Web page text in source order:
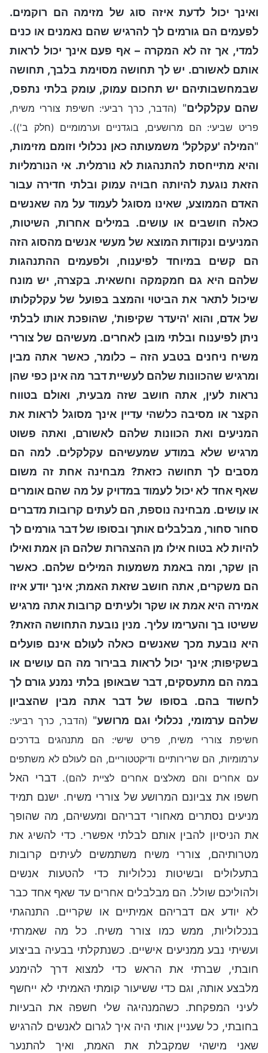
ואינך יכול לדעת איזה סוג של מזימה הם רוקמים.
לפעמים הם גורמים לך להרגיש שהם נאמנים או כנים
למדי, אך זה לא המקרה – אף פעם אינך יכול לראות
אותם לאשורם. יש לך תחושה מסוימת בלבך, תחושה
שבמחשבותיהם יש תחכום עמוק, עומק בלתי נתפס,
שהם עקלקלים" (הדבר, כרך רביעי: חשיפת צוררי משיח,
פריט שביעי: הם מרושעים, בוגדניים וערמומיים (חלק ב')).
"המילה 'עקלקל' משמעותה כאן נכלולי וזומם מזימות,
והיא מתייחסת להתנהגות לא נורמלית. אי הנורמליות
הזאת נוגעת להיותה חבויה עמוק ובלתי חדירה עבור
האדם הממוצע, שאינו מסוגל לעמוד על מה שאנשים
כאלה חושבים או עושים. במילים אחרות, השיטות,
המניעים ונקודות המוצא של מעשי אנשים מהסוג הזה
הם קשים במיוחד לפיענוח, ולפעמים ההתנהגות
שלהם היא גם חמקמקה וחשאית. בקצרה, יש מונח
שיכול לתאר את הביטוי והמצב בפועל של עקלקלותו
של אדם, והוא 'היעדר שקיפות', שהופכת אותו לבלתי
ניתן לפיענוח ובלתי מובן לאחרים. מעשיהם של צוררי
משיח ניחנים בטבע הזה – כלומר, כאשר אתה מבין
ומרגיש שהכוונות שלהם לעשיית דבר מה אינן כפי שהן
נראות לעין, אתה חושב שזה מבעית, ואולם בטווח
הקצר או מסיבה כלשהי עדיין אינך מסוגל לראות את
המניעים ואת הכוונות שלהם לאשורם, ואתה פשוט
מרגיש שלא במודע שמעשיהם עקלקלים. למה הם
מסבים לך תחושה כזאת? מבחינה אחת זה משום
שאף אחד לא יכול לעמוד במדויק על מה שהם אומרים
או עושים. מבחינה נוספת, הם לעתים קרובות מדברים
סחור סחור, מבלבלים אותך ובסופו של דבר גורמים לך
להיות לא בטוח אילו מן ההצהרות שלהם הן אמת ואילו
הן שקר, ומה באמת משמעות המילים שלהם. כאשר
הם משקרים, אתה חושב שזאת האמת; אינך יודע איזו
אמירה היא אמת או שקר ולעיתים קרובות אתה מרגיש
ששיטו בך והערימו עליך. מנין נובעת התחושה הזאת?
היא נובעת מכך שאנשים כאלה לעולם אינם פועלים
בשקיפות; אינך יכול לראות בבירור מה הם עושים או
במה הם מתעסקים, דבר שבאופן בלתי נמנע גורם לך
לחשוד בהם. בסופו של דבר אתה מבין שהצביון
שלהם ערמומי, נכלולי וגם מרושע" (הדבר, כרך רביעי:
חשיפת צוררי משיח, פריט שישי: הם מתנהגים בדרכים
ערמומיות, הם שרירותיים ודיקטטוריים, הם לעולם לא משתפים
עם אחרים והם מאלצים אחרים לציית להם). דברי האל
חשפו את צביונם המרושע של צוררי משיח. ישנם תמיד
מניעים נסתרים מאחורי דבריהם ומעשיהם, מה שהופך
את הניסיון להבין אותם לבלתי אפשרי. כדי להשיג את
מטרותיהם, צוררי משיח משתמשים לעיתים קרובות
בתעלולים ובשיטות נכלוליות כדי להטעות אנשים
ולהוליכם שולל. הם מבלבלים אחרים עד שאף אחד כבר
לא יודע אם דבריהם אמיתיים או שקריים. התנהגתי
בנכלוליות, ממש כמו צורר משיח. כל מה שאמרתי
ועשיתי נבע ממניעים אישיים. כשנתקלתי בבעיה בביצוע
חובתי, שברתי את הראש כדי למצוא דרך להימנע
מלבצע אותה, וגם כדי ששיעור קומתי האמיתי לא ייחשף
לעיני המפקחת. כשהמנהיגה שלי חשפה את הבעיות
בחובתי, כל שעניין אותי היה איך לגרום לאנשים להרגיש
שאני מישהי שמקבלת את האמת, ואיך להתנער